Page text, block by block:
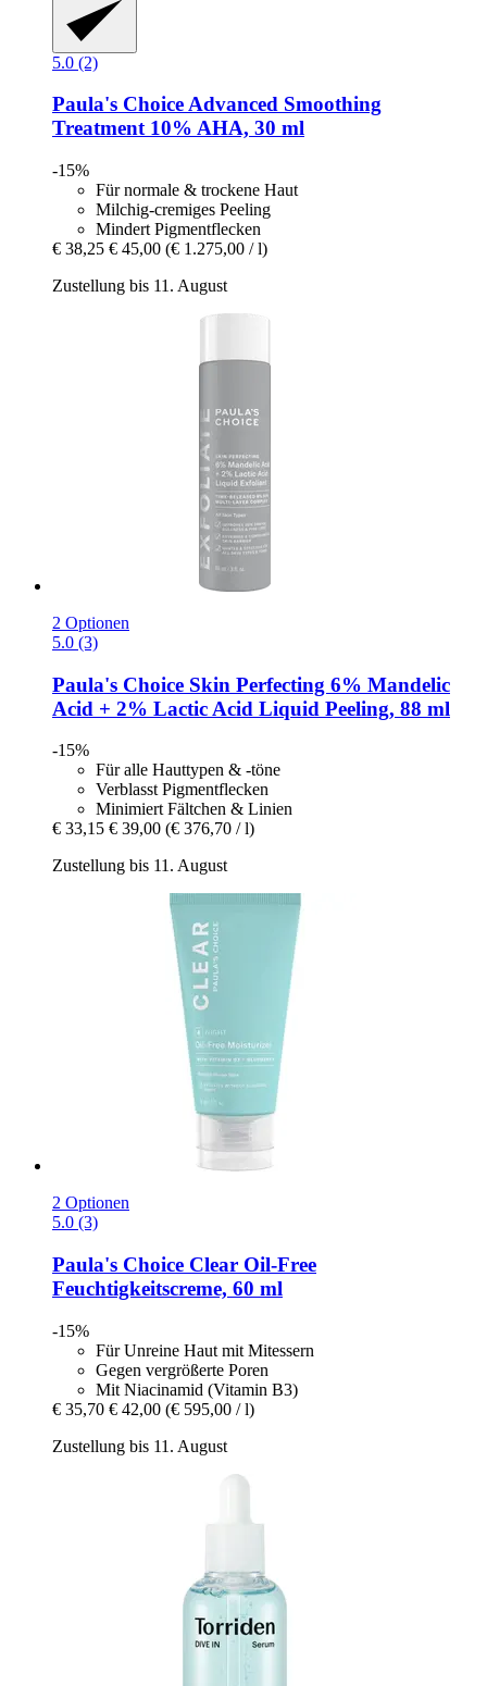
5.0 (2)
Paula's ChoiceAdvanced Smoothing
Treatment 10% AHA, 30 ml
-15%
Für normale & trockene Haut
Milchig-cremiges Peeling
Mindert Pigmentflecken
€ 38,25 € 45,00 (€ 1.275,00 / l)
Zustellung bis 11. August
2 Optionen
5.0 (3)
Paula's Choice Skin Perfecting 6% Mandelic
Acid + 2% Lactic Acid Liquid Peeling, 88 ml
-15%
Für alle Hauttypen & -töne
Verblasst Pigmentflecken
Minimiert Fältchen & Linien
€ 33,15 € 39,00 (€ 376,70 / l)
Zustellung bis 11. August
2 Optionen
5.0 (3)
Paula's Choice Clear Oil-​Free
Feuchtigkeitscreme, 60 ml
-15%
Für Unreine Haut mit Mitessern
Gegen vergrößerte Poren
Mit Niacinamid (Vitamin B3)
€ 35,70 € 42,00 (€ 595,00 / l)
Zustellung bis 11. August